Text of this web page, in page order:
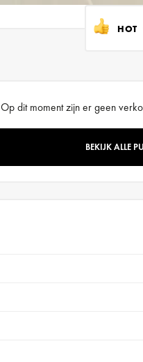
HOT
Op dit moment zijn er geen
BEKIJK ALLE